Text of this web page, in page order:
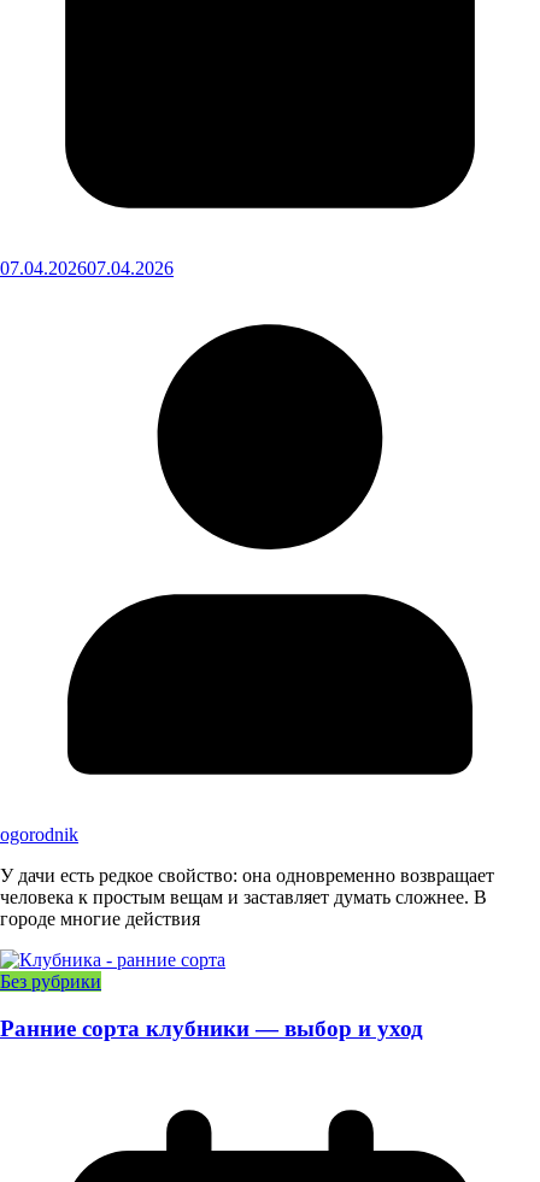
07.04.202607.04.2026
ogorodnik
У дачи есть редкое свойство: она одновременно возвращает
человека к простым вещам и заставляет думать сложнее. В
городе многие действия
Без рубрики
Ранние сорта клубники — выбор и уход